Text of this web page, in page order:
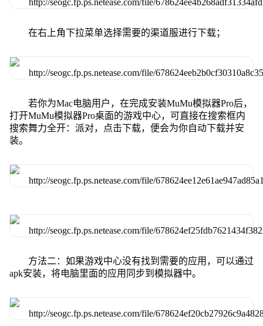
在右上角下拉菜单选择需要的渠道服进行下载；
若你为Mac电脑用户，在完成安装MuMu模拟器Pro后，
打开MuMu模拟器Pro桌面的游戏中心，可直接在搜索框内
搜索舞力全开：派对，点击下载，便会为你自动下载并安
装。
方法二：如果游戏中心没有找到需要的应用，可以通过
apk安装，将电脑里面的应用同步到模拟器中。